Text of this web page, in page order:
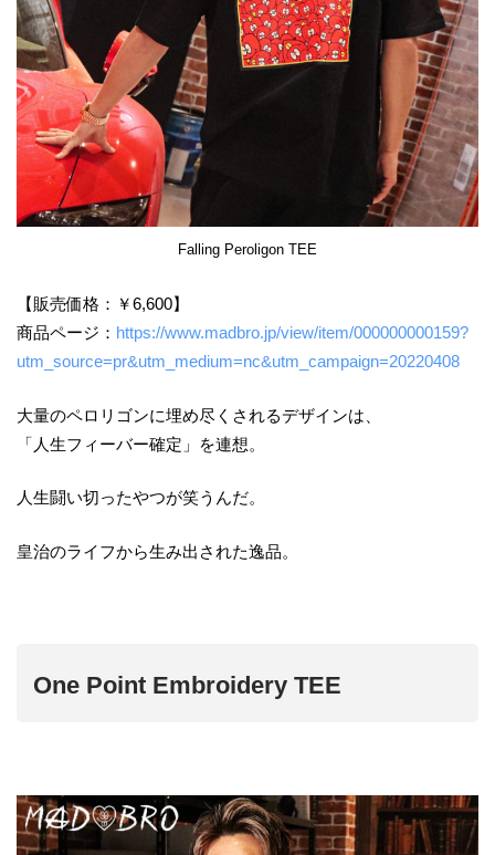
Falling Peroligon TEE
【販売価格：￥6,600】
商品ページ： https://www.madbro.jp/view/item/000000000159?
utm_source=pr&utm_medium=nc&utm_campaign=20220408
大量のペロリゴンに埋め尽くされるデザインは、
「人生フィーバー確定」を連想。
人生闘い切ったやつが笑うんだ。
皇治のライフから生み出された逸品。
One Point Embroidery TEE